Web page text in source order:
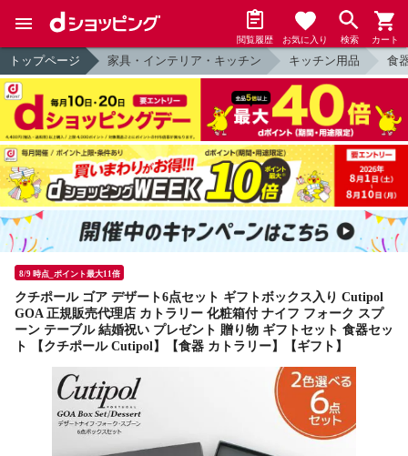
閲覧履歴 お気に入り 検索 カート
トップページ 家具・インテリア・キッチン キッチン用品 食
8/9 時点_ポイント最大11倍
クチポール ゴア デザート6点セット ギフトボックス入り Cutipol
GOA 正規販売代理店 カトラリー 化粧箱付 ナイフ フォーク スプ
ーン テーブル 結婚祝い プレゼント 贈り物 ギフトセット 食器セッ
ト 【クチポール Cutipol】【食器 カトラリー】【ギフト】